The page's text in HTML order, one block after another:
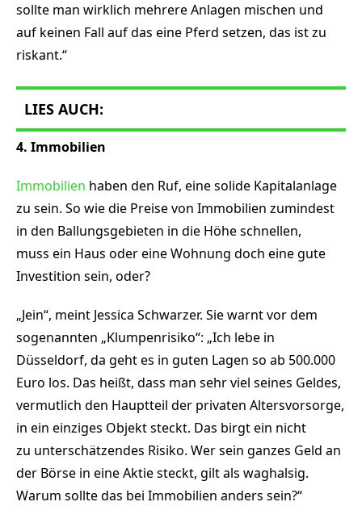
sollte man wirklich mehrere Anlagen mischen und
auf keinen Fall auf das eine Pferd setzen, das ist zu
riskant.“
LIES AUCH:
4. Immobilien
Immobilien haben den Ruf, eine solide Kapitalanlage
zu sein. So wie die Preise von Immobilien zumindest
in den Ballungsgebieten in die Höhe schnellen,
muss ein Haus oder eine Wohnung doch eine gute
Investition sein, oder?
„Jein“, meint Jessica Schwarzer. Sie warnt vor dem
sogenannten „Klumpenrisiko“: „Ich lebe in
Düsseldorf, da geht es in guten Lagen so ab 500.000
Euro los. Das heißt, dass man sehr viel seines Geldes,
vermutlich den Hauptteil der privaten Altersvorsorge,
in ein einziges Objekt steckt. Das birgt ein nicht
zu unterschätzendes Risiko. Wer sein ganzes Geld an
der Börse in eine Aktie steckt, gilt als waghalsig.
Warum sollte das bei Immobilien anders sein?“